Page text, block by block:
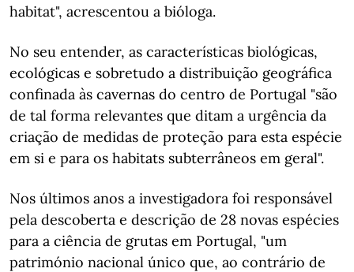
habitat", acrescentou a bióloga.
No seu entender, as características biológicas,
ecológicas e sobretudo a distribuição geográfica
confinada às cavernas do centro de Portugal "são
de tal forma relevantes que ditam a urgência da
criação de medidas de proteção para esta espécie
em si e para os habitats subterrâneos em geral".
Nos últimos anos a investigadora foi responsável
pela descoberta e descrição de 28 novas espécies
para a ciência de grutas em Portugal, "um
património nacional único que, ao contrário de